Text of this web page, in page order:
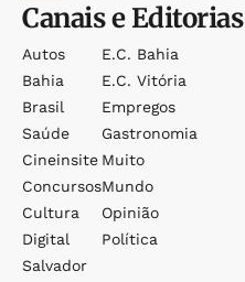
Canais e Editorias
Autos
Bahia
Brasil
Saúde
Cineinsite
Concursos
Cultura
Digital
Salvador
E.c. Bahia
E.c. Vitória
Empregos
Gastronomia
Muito
Mundo
Opinião
Política